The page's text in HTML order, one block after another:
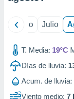
Junio Julio
T. Media: 19°C
Días de lluvia:
Acum. de lluvia:
Viento medio: 7